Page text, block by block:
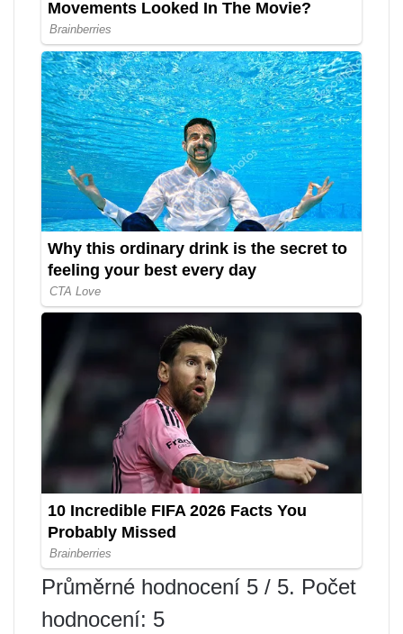
Průměrné hodnocení 5 / 5. Počet
hodnocení: 5